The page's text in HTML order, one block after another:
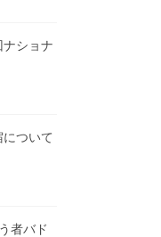
ナショナ
ついて
者バド